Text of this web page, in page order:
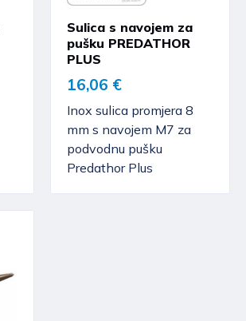
Sulica s navojem za
pušku PREDATHOR
PLUS
16,06 €
Inox sulica promjera 8
mm s navojem M7 za
podvodnu pušku
Predathor Plus